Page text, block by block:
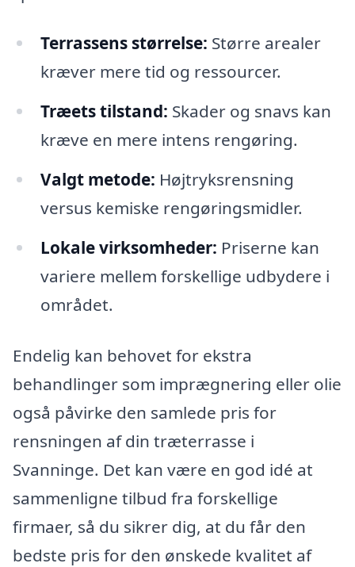
Terrassens størrelse: Større arealer
kræver mere tid og ressourcer.
Træets tilstand: Skader og snavs kan
kræve en mere intens rengøring.
Valgt metode: Højtryksrensning
versus kemiske rengøringsmidler.
Lokale virksomheder: Priserne kan
variere mellem forskellige udbydere i
området.
Endelig kan behovet for ekstra
behandlinger som imprægnering eller olie
også påvirke den samlede pris for
rensningen af din træterrasse i
Svanninge. Det kan være en god idé at
sammenligne tilbud fra forskellige
firmaer, så du sikrer dig, at du får den
bedste pris for den ønskede kvalitet af